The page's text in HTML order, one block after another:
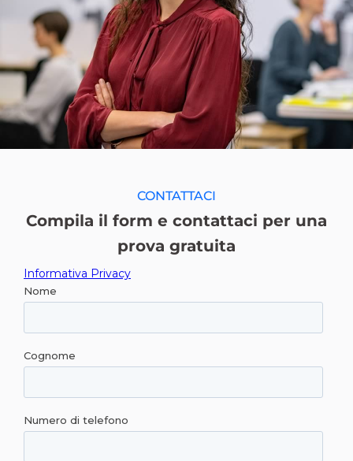
CONTATTACI
Compila il form e contattaci per una
prova gratuita